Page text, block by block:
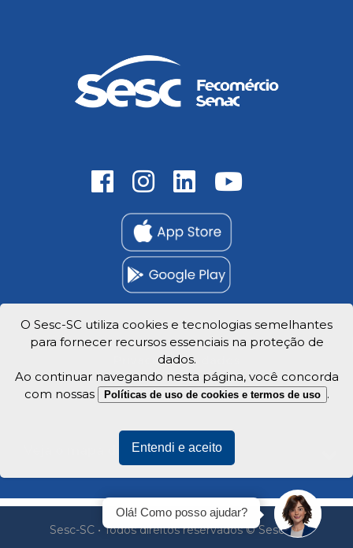
Trabalhe Conosco
Privacidade e dados
Veja o mapa do site
Sesc-SC • Todos direitos reservados © Sesc-SC
O Sesc-SC utiliza cookies e tecnologias semelhantes
para fornecer recursos essenciais na proteção de
dados.
Ao continuar navegando nesta página, você concorda
com nossas
Políticas de uso de cookies e termos de uso .
Entendi e aceito
Olá! Como posso ajudar?